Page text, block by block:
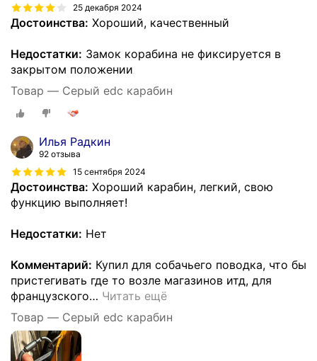
25 декабря 2024
Достоинства: Хороший, качественный
Недостатки: Замок корабина не фиксируется в
закрытом положении
Товар — Серый edc карабин
Илья Радкин
92 отзыва
15 сентября 2024
Достоинства: Хороший карабин, легкий, свою
функцию выполняет!
Недостатки: Нет
Комментарий: Купил для собачьего поводка, что бы
пристегивать где то возле магазинов итд, для
французского… Читать ещё
Товар — Серый edc карабин